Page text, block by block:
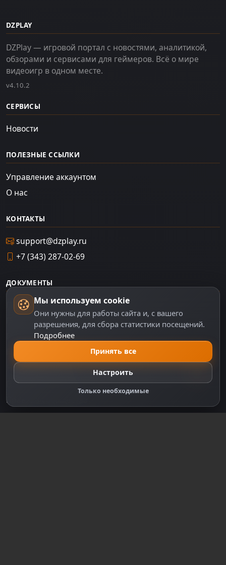
DZPLAY
DZPlay — игровой портал с новостями, аналитикой,
обзорами и сервисами для геймеров. Всё о мире
видеоигр в одном месте.
v4.10.2
СЕРВИСЫ
Новости
ПОЛЕЗНЫЕ ССЫЛКИ
Управление аккаунтом
О нас
КОНТАКТЫ
support@dzplay.ru
+7 (343) 287-02-69
ДОКУМЕНТЫ
Пользовательское соглашение
Политика персональных данных
Правила оплаты
Настройки cookie
Правообладателям
Правила сообщества
Мы используем cookie
Они нужны для работы сайта и, с вашего
разрешения, для сбора статистики посещений.
Подробнее
Принять все
Настроить
Только необходимые